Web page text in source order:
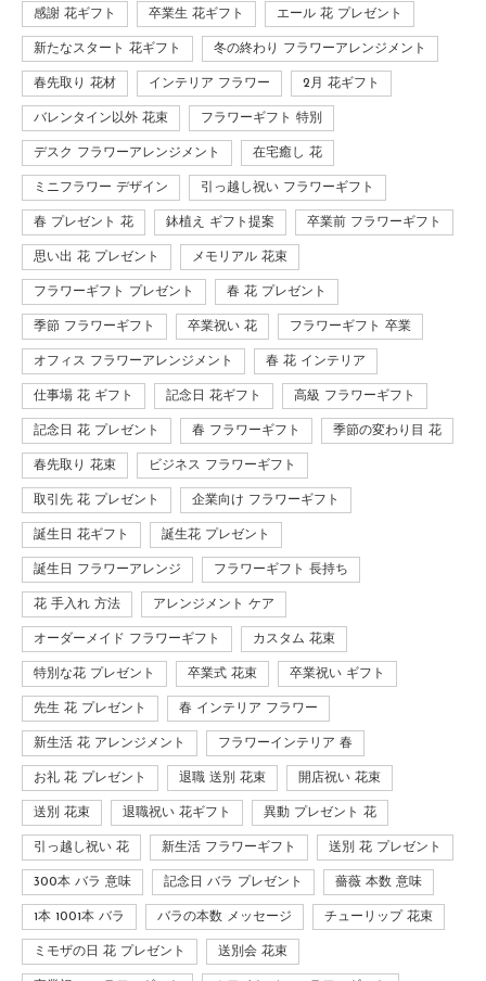
感謝 花ギフト 卒業生 花ギフト エール 花 プレゼント
新たなスタート 花ギフト 冬の終わり フラワーアレンジメント
春先取り 花材 インテリア フラワー 2月 花ギフト
バレンタイン以外 花束 フラワーギフト 特別
デスク フラワーアレンジメント 在宅癒し 花
ミニフラワー デザイン 引っ越し祝い フラワーギフト
春 プレゼント 花 鉢植え ギフト提案 卒業前 フラワーギフト
思い出 花 プレゼント メモリアル 花束
フラワーギフト プレゼント 春 花 プレゼント
季節 フラワーギフト 卒業祝い 花 フラワーギフト 卒業
オフィス フラワーアレンジメント 春 花 インテリア
仕事場 花 ギフト 記念日 花ギフト 高級 フラワーギフト
記念日 花 プレゼント 春 フラワーギフト 季節の変わり目 花
春先取り 花束 ビジネス フラワーギフト
取引先 花 プレゼント 企業向け フラワーギフト
誕生日 花ギフト 誕生花 プレゼント
誕生日 フラワーアレンジ フラワーギフト 長持ち
花 手入れ 方法 アレンジメント ケア
オーダーメイド フラワーギフト カスタム 花束
特別な花 プレゼント 卒業式 花束 卒業祝い ギフト
先生 花 プレゼント 春 インテリア フラワー
新生活 花 アレンジメント フラワーインテリア 春
お礼 花 プレゼント 退職 送別 花束 開店祝い 花束
送別 花束 退職祝い 花ギフト 異動 プレゼント 花
引っ越し祝い 花 新生活 フラワーギフト 送別 花 プレゼント
300本 バラ 意味 記念日 バラ プレゼント 薔薇 本数 意味
1本 1001本 バラ バラの本数 メッセージ チューリップ 花束
ミモザの日 花 プレゼント 送別会 花束